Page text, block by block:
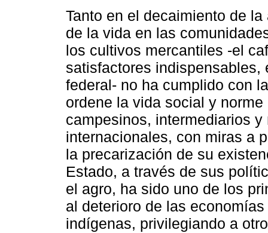
Tanto en el decaimiento de
de la vida en las
los cultivos mercantiles -el
satisfactores
federal- no ha cumplido con
ordene la vida social y
campesinos, intermediarios
internacionales, con miras a
la precarización de su
Estado, a través de sus
el agro, ha sido uno de los
al deterioro de las
indígenas, privilegiando a